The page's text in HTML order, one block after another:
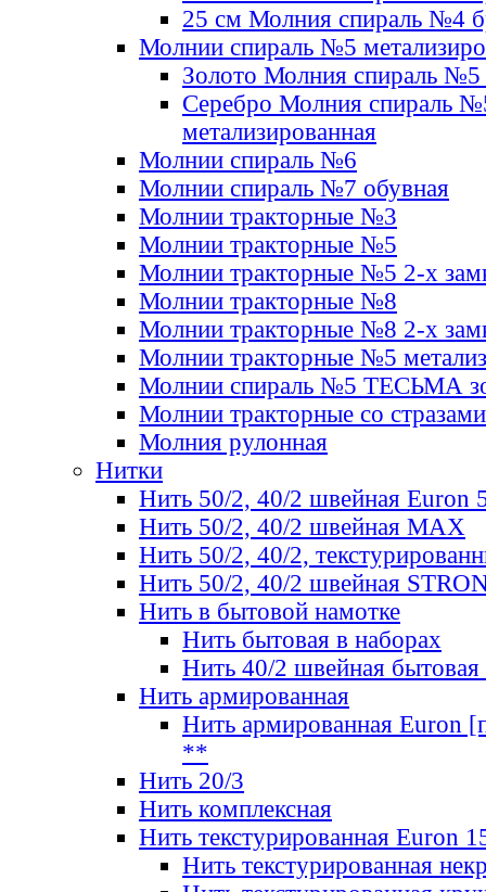
25 см Молния спираль №4
Молнии спираль №5
Золото Молния спираль №5
Серебро Молния спираль
метализированная
Молнии спираль №6
Молнии спираль №7 обувная
Молнии тракторные №3
Молнии тракторные №5
Молнии тракторные №5 2-х
Молнии тракторные №8
Молнии тракторные №8 2-х
Молнии тракторные №5
Молнии спираль №5 ТЕСЬМА
Молнии тракторные со стразами
Молния рулонная
Нитки
Нить 50/2, 40/2 швейная Euron
Нить 50/2, 40/2 швейная МАХ
Нить 50/2, 40/2,
Нить 50/2, 40/2 швейная
Нить в бытовой намотке
Нить бытовая в наборах
Нить 40/2 швейная бытовая
Нить армированная
Нить армированная Euron
**
Нить 20/3
Нить комплексная
Нить текстурированная Euron
Нить текстурированная